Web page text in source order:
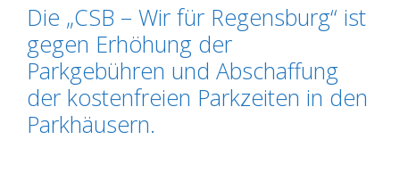
Die „CSB – Wir für Regensburg“ ist
gegen Erhöhung der
Parkgebühren und Abschaffung
der kostenfreien Parkzeiten in den
Parkhäusern.